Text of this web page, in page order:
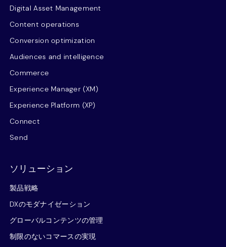
Digital Asset Management
Content operations
Conversion optimization
Audiences and intelligence
Commerce
Experience Manager (XM)
Experience Platform (XP)
Connect
Send
ソリューション
製品戦略
DXのモダナイゼーション
グローバルコンテンツの管理
制限のないコマースの実現